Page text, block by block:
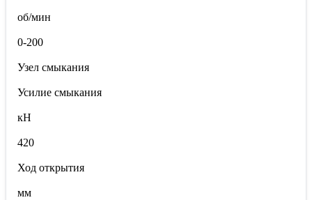
об/мин
0-200
Узел смыкания
Усилие смыкания
кН
420
Ход открытия
мм